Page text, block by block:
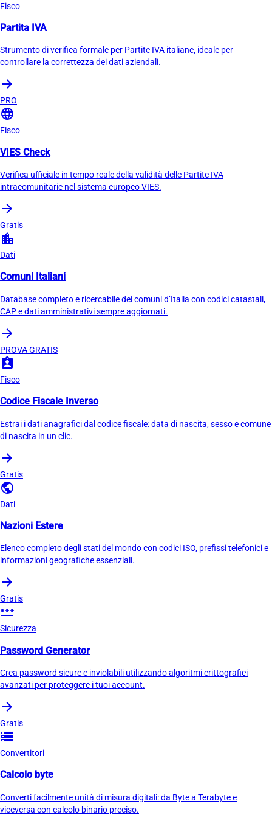
Fisco
Partita IVA
Strumento di verifica formale per Partite IVA italiane, ideale per
controllare la correttezza dei dati aziendali.
arrow_forward
PRO
language
Fisco
VIES Check
Verifica ufficiale in tempo reale della validità delle Partite IVA
intracomunitarie nel sistema europeo VIES.
arrow_forward
Gratis
location_city
Dati
Comuni Italiani
Database completo e ricercabile dei comuni d’Italia con codici catastali,
CAP e dati amministrativi sempre aggiornati.
arrow_forward
PROVA GRATIS
assignment_ind
Fisco
Codice Fiscale Inverso
Estrai i dati anagrafici dal codice fiscale: data di nascita, sesso e comune
di nascita in un clic.
arrow_forward
Gratis
public
Dati
Nazioni Estere
Elenco completo degli stati del mondo con codici ISO, prefissi telefonici e
informazioni geografiche essenziali.
arrow_forward
Gratis
password
Sicurezza
Password Generator
Crea password sicure e inviolabili utilizzando algoritmi crittografici
avanzati per proteggere i tuoi account.
arrow_forward
Gratis
storage
Convertitori
Calcolo byte
Converti facilmente unità di misura digitali: da Byte a Terabyte e
viceversa con calcolo binario preciso.